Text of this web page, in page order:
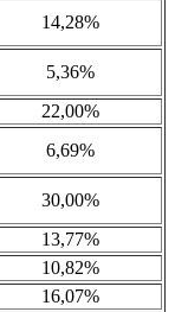
14,28%
5,36%
22,00%
6,69%
30,00%
13,77%
10,82%
16,07%